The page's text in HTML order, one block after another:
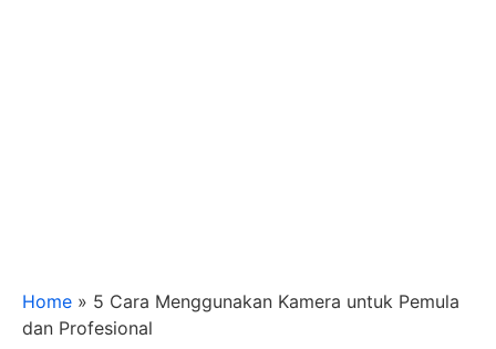
Home » 5 Cara Menggunakan Kamera untuk Pemula
dan Profesional